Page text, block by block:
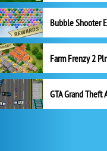
GTA Grand Theft